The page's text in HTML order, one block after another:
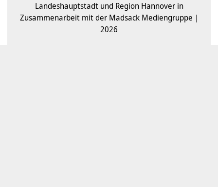
Landeshauptstadt und Region Hannover in
Zusammenarbeit mit der Madsack Mediengruppe |
2026